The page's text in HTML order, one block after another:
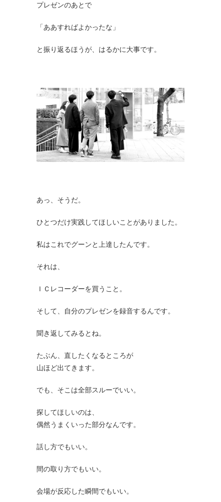
プレゼンのあとで
「ああすればよかったな」
と振り返るほうが、はるかに大事です。
あっ、そうだ。
ひとつだけ実践してほしいことがありました。
私はこれでグーンと上達したんです。
それは、
ＩＣレコーダーを買うこと。
そして、自分のプレゼンを録音するんです。
聞き返してみるとね。
たぶん、直したくなるところが
山ほど出てきます。
でも、そこは全部スルーでいい。
探してほしいのは、
偶然うまくいった部分なんです。
話し方でもいい。
間の取り方でもいい。
会場が反応した瞬間でもいい。